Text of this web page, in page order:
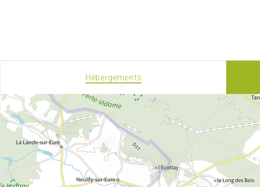
Hébergements